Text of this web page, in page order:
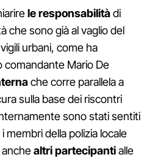
leresponsabilitàdi
che sono già al vaglio del
urbani, come ha
comandante Mario De
che corre parallela a
sulla base dei riscontri
sono stati sentiti
membri della polizia locale
altripartecipantialle